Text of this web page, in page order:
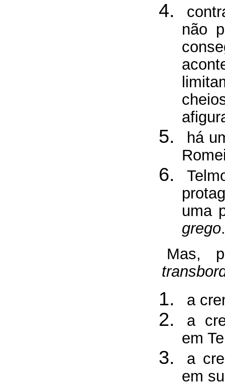
não
há
uma
grego.
Mas,
a
a
em
a
em